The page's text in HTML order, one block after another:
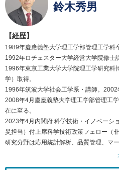
鈴木秀男
【経歴】
1989年慶應義塾大学理工学部管理工学科
1992年ロチェスター大学経営大学院修士
1996年東京工業大学大学院理工学研究科
学）取得。
1996年筑波大学社会工学系・講師。2002
2008年4月慶應義塾大学理工学部管理工
在に至る。
2023年4月内閣府 科学技術・イノベーシ
災担当）付上席科学技術政策フェロー（非
研究分野は応用統計解析、品質管理、マー